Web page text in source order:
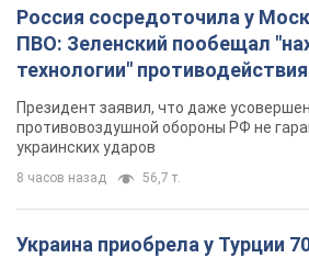
Россия сосредоточила у
ПВО: Зеленский пообещал
технологии" противодействия
Президент заявил, что даже
противовоздушной обороны РФ не
украинских ударов
8 часов назад 56,7 т.
Украина приобрела у Турции